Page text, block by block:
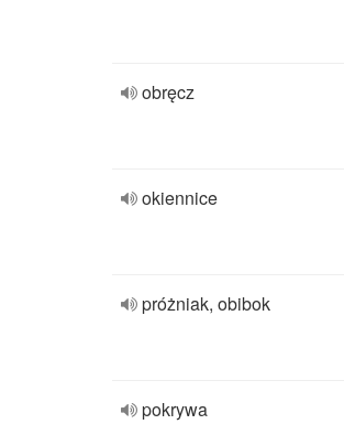
obręcz
okiennice
próżniak, obibok
pokrywa